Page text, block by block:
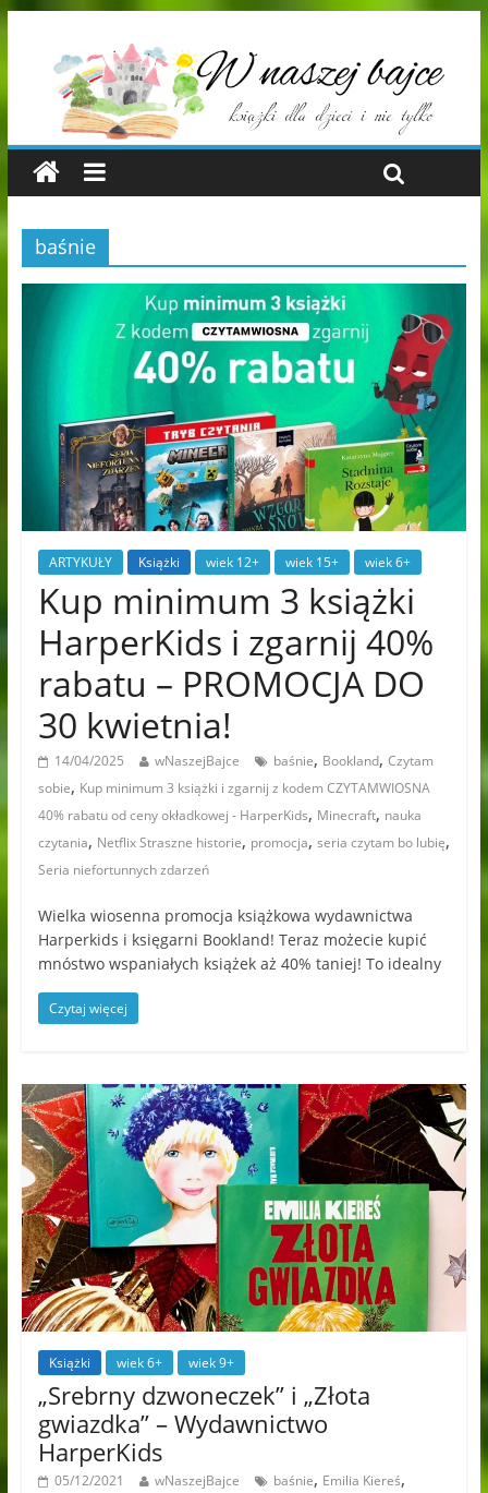
baśnie
ARTYKUŁY Książki wiek 12+ wiek 15+ wiek 6+
Kup minimum 3 książki
HarperKids i zgarnij 40%
rabatu – PROMOCJA DO
30 kwietnia!
14/04/2025 wNaszejBajce baśnie, Bookland, Czytam
sobie, Kup minimum 3 książki i zgarnij z kodem CZYTAMWIOSNA
40% rabatu od ceny okładkowej - HarperKids, Minecraft, nauka
czytania, Netflix Straszne historie, promocja, seria czytam bo lubię,
Seria niefortunnych zdarzeń
Wielka wiosenna promocja książkowa wydawnictwa
Harperkids i księgarni Bookland! Teraz możecie kupić
mnóstwo wspaniałych książek aż 40% taniej! To idealny
Czytaj więcej
Książki wiek 6+ wiek 9+
„Srebrny dzwoneczek” i „Złota
gwiazdka” – Wydawnictwo
HarperKids
05/12/2021 wNaszejBajce baśnie, Emilia Kiereś,